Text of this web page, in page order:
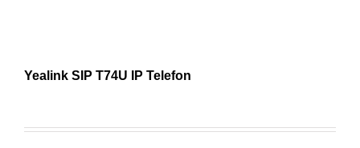
Yealink SIP T74U IP Telefon